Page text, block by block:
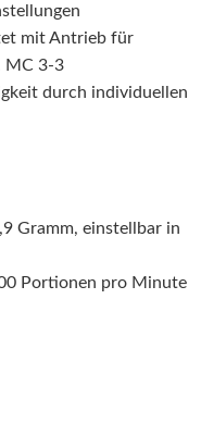
mit Antrieb für
MC 3-3
durch individuellen
Gramm, einstellbar in
Portionen pro Minute